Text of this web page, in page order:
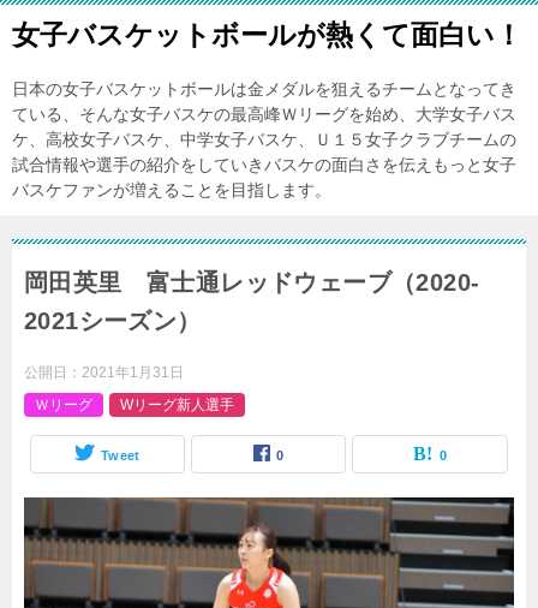
女子バスケットボールが熱くて面白い！
日本の女子バスケットボールは金メダルを狙えるチームとなってき
ている、そんな女子バスケの最高峰Ｗリーグを始め、大学女子バス
ケ、高校女子バスケ、中学女子バスケ、Ｕ１５女子クラブチームの
試合情報や選手の紹介をしていきバスケの面白さを伝えもっと女子
バスケファンが増えることを目指します。
岡田英里 富士通レッドウェーブ（2020-
2021シーズン）
公開日： 2021年1月31日
Ｗリーグ
Wリーグ新人選手
Tweet 0 0